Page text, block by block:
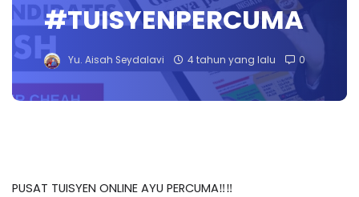
#TUISYENPERCUMA
Yu. Aisah Seydalavi 4 tahun yang lalu 0
PUSAT TUISYEN ONLINE AYU PERCUMA‼️‼️